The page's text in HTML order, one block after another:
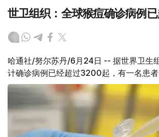
世卫组织：全球猴痘确诊病例
哈通社/努尔苏丹/6月24日 -- 据世界卫生
计确诊病例已经超过3200起，有一名患者